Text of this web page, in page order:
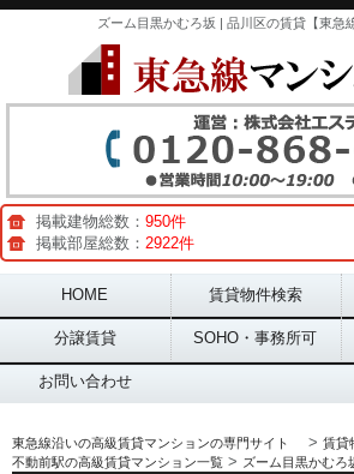
ズーム目黒かむろ坂 | 品川区の賃貸【東急
掲載建物総数： 950件
掲載部屋総数： 2922件
Main menu
HOME 賃貸物件検索
分譲賃貸 SOHO・事務所可
お問い合わせ
東急線沿いの高級賃貸マンションの専門サイト > 賃貸
不動前駅の高級賃貸マンション一覧 > ズーム目黒かむろ